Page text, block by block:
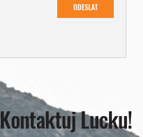
ODESLAT
Lucku!